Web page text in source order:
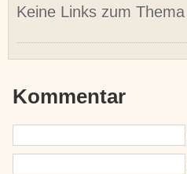
Keine Links zum Thema
Kommentar